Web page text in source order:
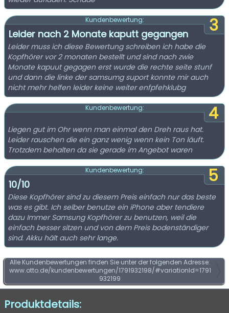
3
Kundenbewertung:
Leider nach 2 Monate kaputt gegangen
Leider muss ich diese Bewertung schreiben ich habe die
Kopfhörer vor 2 monaten bestellt und sind nach zwie
Monate kapuut gegagen erst wurde die rechte seite stunf
und dann die linke der samsumg suport konnte mir auch
nicht mehr helfen leider keine weiter enfpfehklubg
4
Kundenbewertung:
Liegen gut im Ohr wenn man einmal den Dreh raus hat.
Leider rauschen die ein ganz wenig wenn kein Ton läuft.
Trotzdem behalten da sie gerade im Angebot waren
5
Kundenbewertung:
10/10
Diese Kopfhörer sind zu diesem Preis einfach nur das beste
was es gibt. Ich selber benutze ein iPhone aber tendiere
dazu Immer Samsung Kopfhörer zu benutzen, weil die
einfach besser sitzen und von dem Preis bodenständiger
sind. Akku hält auch sehr lange.
Alle Kundenbewertungen finden Sie unter der folgenden Adresse:
www.otto.de/kundenbewertungen/1791932198/#variationId=1791
932199
Produktdetails: